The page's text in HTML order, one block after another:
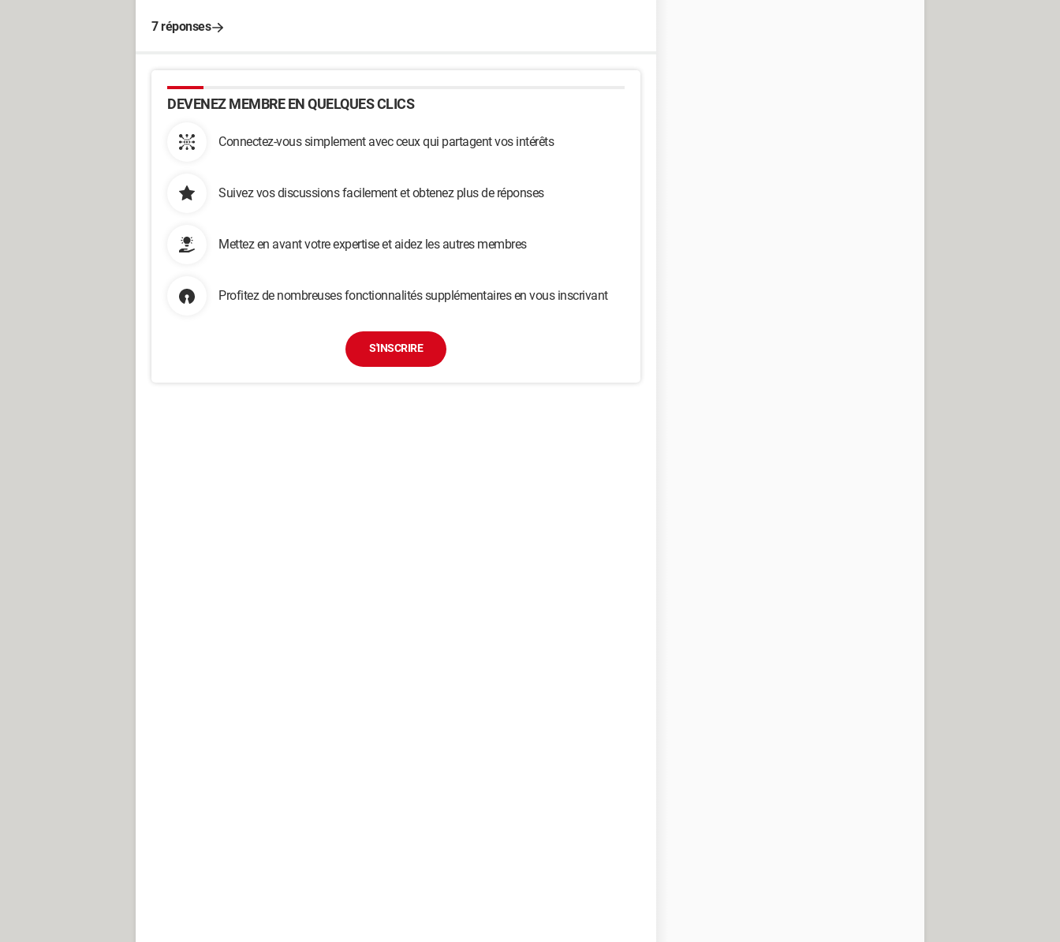
7 réponses
DEVENEZ MEMBRE EN QUELQUES CLICS
Connectez-vous simplement avec ceux qui partagent vos intérêts
Suivez vos discussions facilement et obtenez plus de réponses
Mettez en avant votre expertise et aidez les autres membres
Profitez de nombreuses fonctionnalités supplémentaires en vous inscrivant
S'INSCRIRE